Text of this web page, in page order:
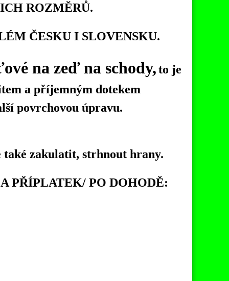
ROZMĚRŮ.
ČESKU I SLOVENSKU.
na zeď na schody,to je
a příjemným dotekem
povrchovou úpravu.
také zakulatit, strhnout hrany.
PŘÍPLATEK/ PO DOHODĚ: